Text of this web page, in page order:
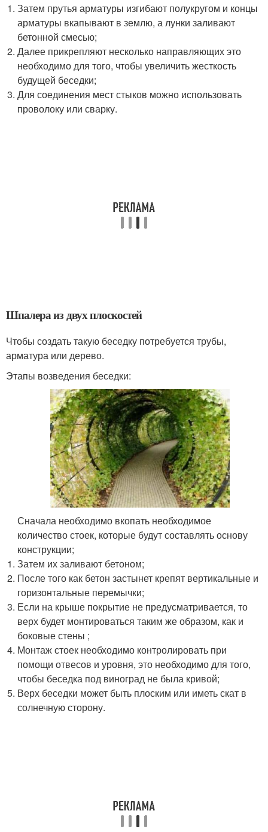
Затем прутья арматуры изгибают полукругом и концы
арматуры вкапывают в землю, а лунки заливают
бетонной смесью;
Далее прикрепляют несколько направляющих это
необходимо для того, чтобы увеличить жесткость
будущей беседки;
Для соединения мест стыков можно использовать
проволоку или сварку.
Шпалера из двух плоскостей
Чтобы создать такую беседку потребуется трубы,
арматура или дерево.
Этапы возведения беседки:
Сначала необходимо вкопать необходимое
количество стоек, которые будут составлять основу
конструкции;
Затем их заливают бетоном;
После того как бетон застынет крепят вертикальные и
горизонтальные перемычки;
Если на крыше покрытие не предусматривается, то
верх будет монтироваться таким же образом, как и
боковые стены ;
Монтаж стоек необходимо контролировать при
помощи отвесов и уровня, это необходимо для того,
чтобы беседка под виноград не была кривой;
Верх беседки может быть плоским или иметь скат в
солнечную сторону.